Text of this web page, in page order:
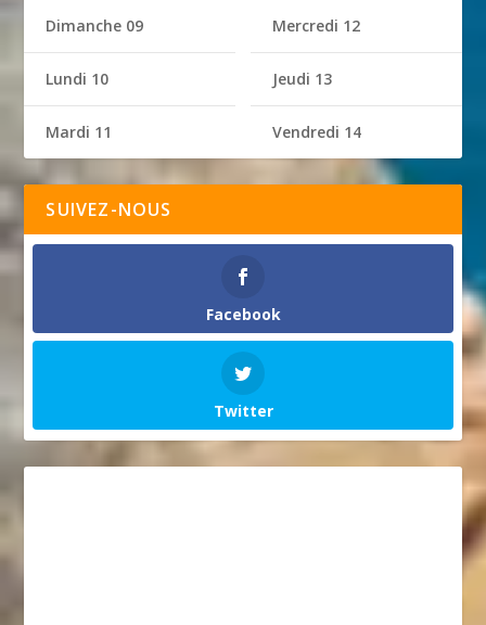
Dimanche 09
Lundi 10
Mardi 11
Mercredi 12
Jeudi 13
Vendredi 14
SUIVEZ-NOUS
Facebook
Twitter